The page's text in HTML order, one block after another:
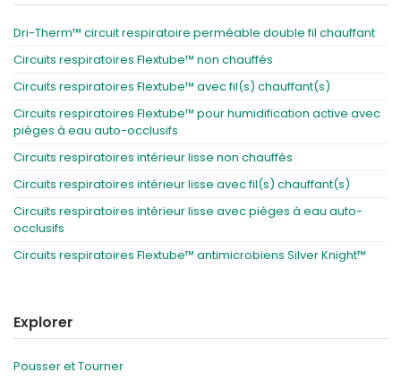
Dri-Therm™ circuit respiratoire perméable double fil chauffant
Circuits respiratoires Flextube™ non chauffés
Circuits respiratoires Flextube™ avec fil(s) chauffant(s)
Circuits respiratoires Flextube™ pour humidification active avec
pièges à eau auto-occlusifs
Circuits respiratoires intérieur lisse non chauffés
Circuits respiratoires intérieur lisse avec fil(s) chauffant(s)
Circuits respiratoires intérieur lisse avec pièges à eau auto-
occlusifs
Circuits respiratoires Flextube™ antimicrobiens Silver Knight™
Explorer
Pousser et Tourner